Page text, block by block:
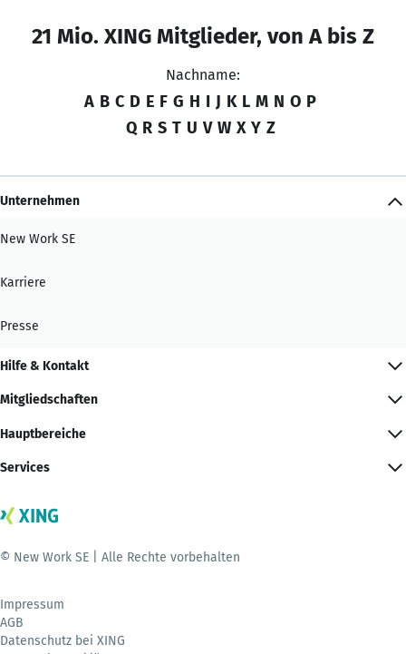
21 Mio. XING Mitglieder, von A bis Z
Nachname:
A B C D E F G H I J K L M N O P
Q R S T U V W X Y Z
Unternehmen
New Work SE
Karriere
Presse
Hilfe & Kontakt
Mitgliedschaften
Hauptbereiche
Services
© New Work SE | Alle Rechte vorbehalten
Impressum
AGB
Datenschutz bei XING